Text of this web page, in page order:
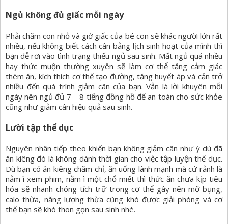
Ngủ không đủ giấc mỗi ngày
Phải chăm con nhỏ và giờ giấc của bé con sẽ khác người lớn rất
nhiều, nếu không biết cách cân bằng lịch sinh hoạt của mình thì
bạn dễ rơi vào tình trạng thiếu ngủ sau sinh. Mất ngủ quá nhiều
hay thức muộn thường xuyên sẽ làm cơ thể tăng cảm giác
thèm ăn, kích thích cơ thể tạo đường, tăng huyết áp và cản trở
nhiều đến quá trình giảm cân của bạn. Vẫn là lời khuyên mỗi
ngày nên ngủ đủ 7 – 8 tiếng đồng hồ để an toàn cho sức khỏe
cũng như giảm cân hiệu quả sau sinh.
Lười tập thể dục
Nguyên nhân tiếp theo khiến bạn không giảm cân như ý dù đã
ăn kiêng đó là không dành thời gian cho việc tập luyện thể dục.
Dù bạn có ăn kiêng chăm chỉ, ăn uống lành mạnh mà cứ rảnh là
nằm ì xem phim, nằm ì một chổ miết thì thức ăn chưa kịp tiêu
hóa sẽ nhanh chóng tích trữ trong cơ thể gây nên mỡ bụng,
calo thừa, năng lượng thừa cũng khó được giải phóng và cơ
thể bạn sẽ khó thon gọn sau sinh nhé.